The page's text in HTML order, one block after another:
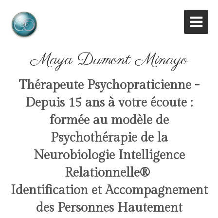
Maya Dumont Minayo
Thérapeute Psychopraticienne -
Depuis 15 ans à votre écoute :
formée au modèle de
Psychothérapie de la
Neurobiologie Intelligence
Relationnelle®
Identification et Accompagnement
des Personnes Hautement